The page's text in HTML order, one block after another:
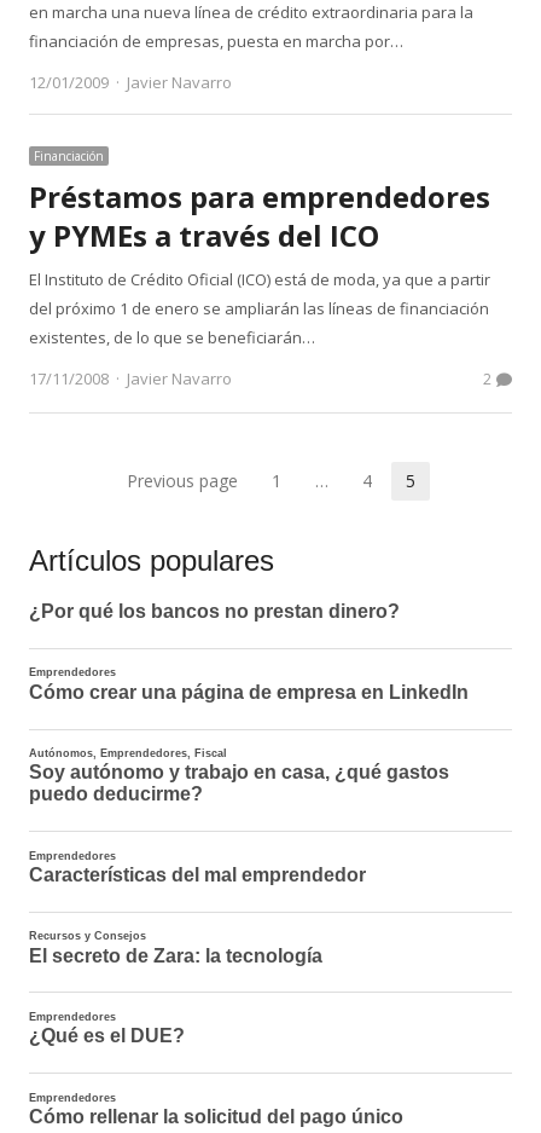
en marcha una nueva línea de crédito extraordinaria para la
financiación de empresas, puesta en marcha por…
12/01/2009
Author
Javier Navarro
Financiación
Préstamos para emprendedores
y PYMEs a través del ICO
El Instituto de Crédito Oficial (ICO) está de moda, ya que a partir
del próximo 1 de enero se ampliarán las líneas de financiación
existentes, de lo que se beneficiarán…
17/11/2008
Author
Javier Navarro 2
Paginación
entradas
Previous page Page
1 … Page
4 5
Artículos populares